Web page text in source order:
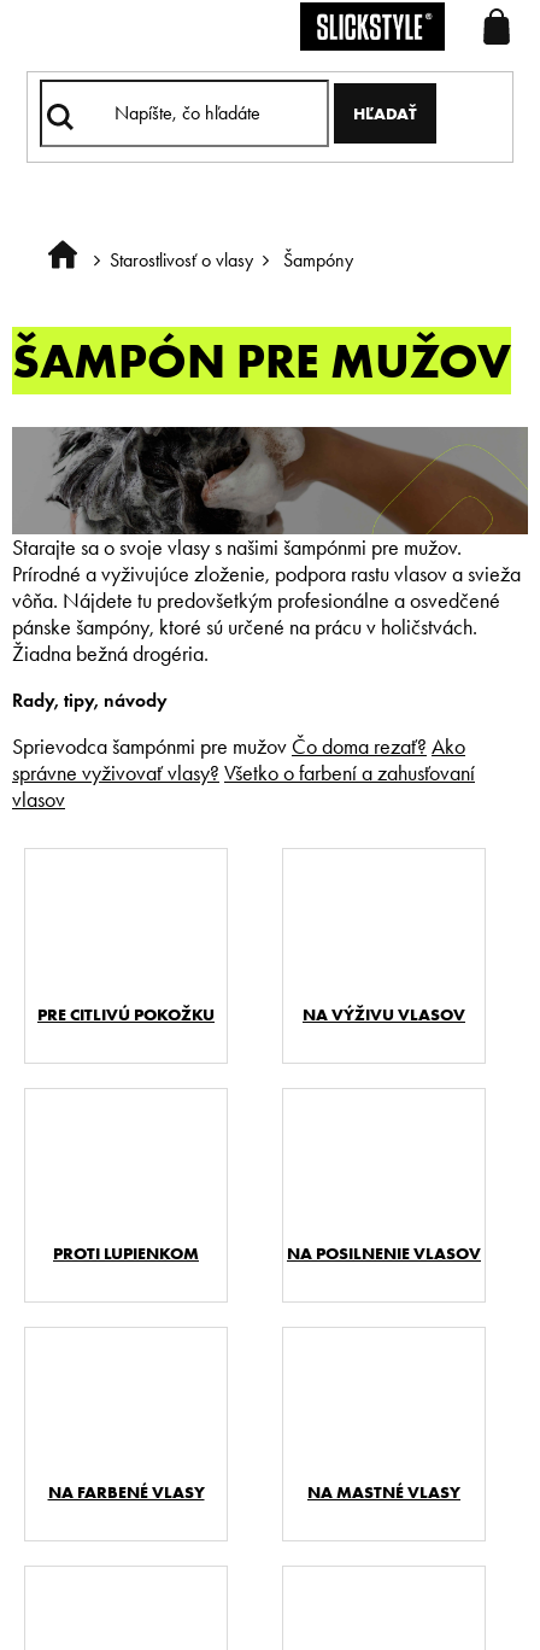
HĽADAŤ
Domov
Starostlivosť o vlasy Šampóny
ŠAMPÓN PRE MUŽOV
Starajte sa o svoje vlasy s našimi šampónmi pre mužov.
Prírodné a vyživujúce zloženie, podpora rastu vlasov a svieža
vôňa. Nájdete tu predovšetkým profesionálne a osvedčené
pánske šampóny, ktoré sú určené na prácu v holičstvách.
Žiadna bežná drogéria.
Rady, tipy, návody
Sprievodca šampónmi pre mužov Čo doma rezať? Ako
správne vyživovať vlasy? Všetko o farbení a zahusťovaní
vlasov
PRE CITLIVÚ POKOŽKU NA VÝŽIVU VLASOV
PROTI LUPIENKOM NA POSILNENIE VLASOV
NA FARBENÉ VLASY NA MASTNÉ VLASY